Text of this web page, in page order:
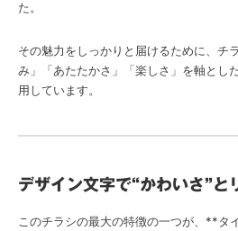
た。
その魅力をしっかりと届けるために、チ
み」「あたたかさ」「楽しさ」を軸とし
用しています。
デザイン文字で“かわいさ”と
このチラシの最大の特徴の一つが、**タ